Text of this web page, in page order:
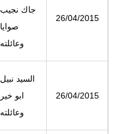
جاك نجيب
صوايا
وعائلته
26/04/2015
السيد نبيل
ابو خير
وعائلته
26/04/2015